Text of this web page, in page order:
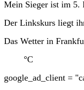
Mein Sieger ist im 5.
Der Linkskurs liegt
Das Wetter in
°C
google_ad_client =